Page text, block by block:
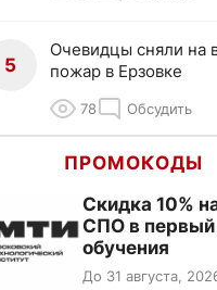
5
Очевидцы сняли на
пожар в Ерзовке
78 Обсудить
ПРОМОКОДЫ
Скидка 10%
СПО в первый
обучения
До 31 августа,